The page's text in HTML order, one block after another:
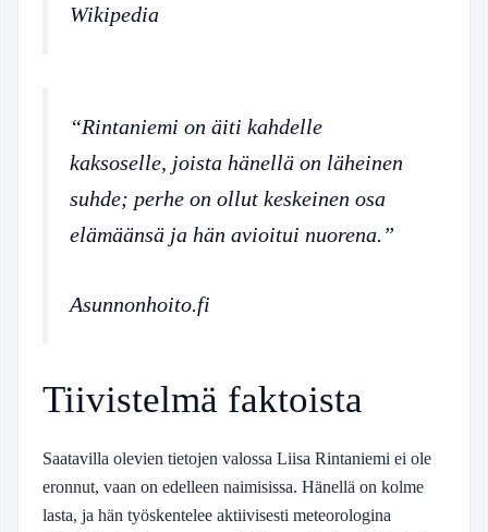
Wikipedia
“Rintaniemi on äiti kahdelle
kaksoselle, joista hänellä on läheinen
suhde; perhe on ollut keskeinen osa
elämäänsä ja hän avioitui nuorena.”
Asunnonhoito.fi
Tiivistelmä faktoista
Saatavilla olevien tietojen valossa Liisa Rintaniemi ei ole
eronnut, vaan on edelleen naimisissa. Hänellä on kolme
lasta, ja hän työskentelee aktiivisesti meteorologina